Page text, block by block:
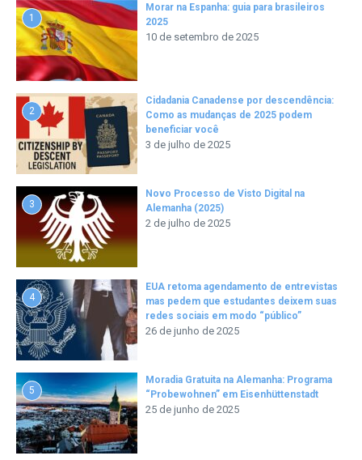
1
Morar na Espanha: guia para brasileiros
2025
10 de setembro de 2025
2
Cidadania Canadense por descendência:
Como as mudanças de 2025 podem
beneficiar você
3 de julho de 2025
3
Novo Processo de Visto Digital na
Alemanha (2025)
2 de julho de 2025
4
EUA retoma agendamento de entrevistas
mas pedem que estudantes deixem suas
redes sociais em modo “público”
26 de junho de 2025
5
Moradia Gratuita na Alemanha: Programa
“Probewohnen” em Eisenhüttenstadt
25 de junho de 2025